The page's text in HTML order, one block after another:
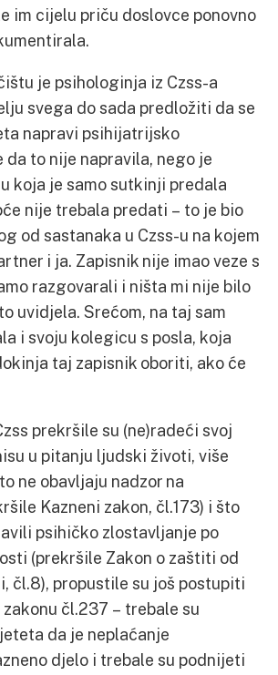
im cijelu priču doslovce ponovno
je psihologinja iz Czss-a
svega do sada predložiti da se
napravi psihijatrijsko
da to nije napravila, nego je
koja je samo sutkinji predala
nije trebala predati – to je bio
od sastanaka u Czss-u na kojem
i ja. Zapisnik nije imao veze s
razgovarali i ništa mi nije bilo
uvidjela. Srećom, na taj sam
i svoju kolegicu s posla, koja
taj zapisnik oboriti, ako će
prekršile su (ne)radeći svoj
u pitanju ljudski životi, više
ne obavljaju nadzor na
Kazneni zakon, čl.173) i što
psihičko zlostavljanje po
(prekršile Zakon o zaštiti od
čl.8), propustile su još postupiti
čl.237 – trebale su
da je neplaćanje
djelo i trebale su podnijeti